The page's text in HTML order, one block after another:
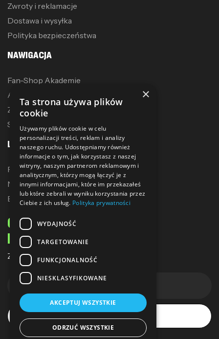
Zwroty i reklamacje
Dostawa i wysyłka
Polityka bezpieczeństwa
NAWIGACJA
Fan-Shop Akademie
Akcesoria treningowe
Zostań dystrybutorem
Sublimacja
LINKI
Promocje
Nowe produkty
Bestsellery
ODBIERZ 10% ZNIŻKI
NA PIERWSZE ZAKUPY
Zapisz się do naszego newslettera
Subskrybuj
×
Ta strona używa plików
cookie
Używamy plików cookie w celu
personalizacji treści, reklam i analizy
naszego ruchu. Udostępniamy również
informacje o tym, jak korzystasz z naszej
witryny, naszym partnerom reklamowym i
analitycznym, którzy mogą łączyć je z
innymi informacjami, które im przekazałeś
lub które zebrali w wyniku korzystania przez
Ciebie z ich usług. Polityka prywatności
WYDAJNOŚĆ
TARGETOWANIE
FUNKCJONALNOŚĆ
NIESKLASYFIKOWANE
AKCEPTUJ WSZYSTKIE
ODRZUĆ WSZYSTKIE